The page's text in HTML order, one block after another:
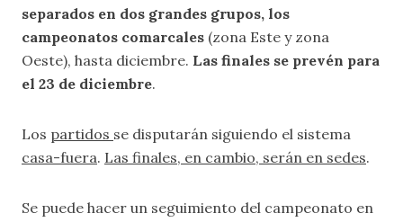
separados en dos grandes grupos, los
campeonatos comarcales (zona Este y zona
Oeste), hasta diciembre. Las finales se prevén para
el 23 de diciembre.
Los partidos se disputarán siguiendo el sistema
casa-fuera. Las finales, en cambio, serán en sedes.
Se puede hacer un seguimiento del campeonato en